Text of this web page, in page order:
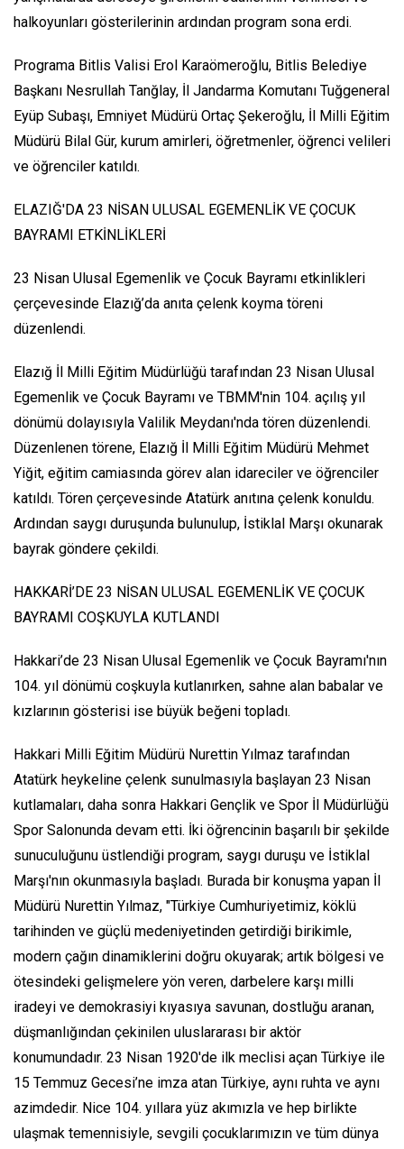
halkoyunları gösterilerinin ardından program sona erdi.
Programa Bitlis Valisi Erol Karaömeroğlu, Bitlis Belediye
Başkanı Nesrullah Tanğlay, İl Jandarma Komutanı Tuğgeneral
Eyüp Subaşı, Emniyet Müdürü Ortaç Şekeroğlu, İl Milli Eğitim
Müdürü Bilal Gür, kurum amirleri, öğretmenler, öğrenci velileri
ve öğrenciler katıldı.
ELAZIĞ'DA 23 NİSAN ULUSAL EGEMENLİK VE ÇOCUK
BAYRAMI ETKİNLİKLERİ
23 Nisan Ulusal Egemenlik ve Çocuk Bayramı etkinlikleri
çerçevesinde Elazığ’da anıta çelenk koyma töreni
düzenlendi.
Elazığ İl Milli Eğitim Müdürlüğü tarafından 23 Nisan Ulusal
Egemenlik ve Çocuk Bayramı ve TBMM'nin 104. açılış yıl
dönümü dolayısıyla Valilik Meydanı'nda tören düzenlendi.
Düzenlenen törene, Elazığ İl Milli Eğitim Müdürü Mehmet
Yiğit, eğitim camiasında görev alan idareciler ve öğrenciler
katıldı. Tören çerçevesinde Atatürk anıtına çelenk konuldu.
Ardından saygı duruşunda bulunulup, İstiklal Marşı okunarak
bayrak göndere çekildi.
HAKKARİ’DE 23 NİSAN ULUSAL EGEMENLİK VE ÇOCUK
BAYRAMI COŞKUYLA KUTLANDI
Hakkari’de 23 Nisan Ulusal Egemenlik ve Çocuk Bayramı'nın
104. yıl dönümü coşkuyla kutlanırken, sahne alan babalar ve
kızlarının gösterisi ise büyük beğeni topladı.
Hakkari Milli Eğitim Müdürü Nurettin Yılmaz tarafından
Atatürk heykeline çelenk sunulmasıyla başlayan 23 Nisan
kutlamaları, daha sonra Hakkari Gençlik ve Spor İl Müdürlüğü
Spor Salonunda devam etti. İki öğrencinin başarılı bir şekilde
sunuculuğunu üstlendiği program, saygı duruşu ve İstiklal
Marşı'nın okunmasıyla başladı. Burada bir konuşma yapan İl
Müdürü Nurettin Yılmaz, "Türkiye Cumhuriyetimiz, köklü
tarihinden ve güçlü medeniyetinden getirdiği birikimle,
modern çağın dinamiklerini doğru okuyarak; artık bölgesi ve
ötesindeki gelişmelere yön veren, darbelere karşı milli
iradeyi ve demokrasiyi kıyasıya savunan, dostluğu aranan,
düşmanlığından çekinilen uluslararası bir aktör
konumundadır. 23 Nisan 1920'de ilk meclisi açan Türkiye ile
15 Temmuz Gecesi’ne imza atan Türkiye, aynı ruhta ve aynı
azimdedir. Nice 104. yıllara yüz akımızla ve hep birlikte
ulaşmak temennisiyle, sevgili çocuklarımızın ve tüm dünya